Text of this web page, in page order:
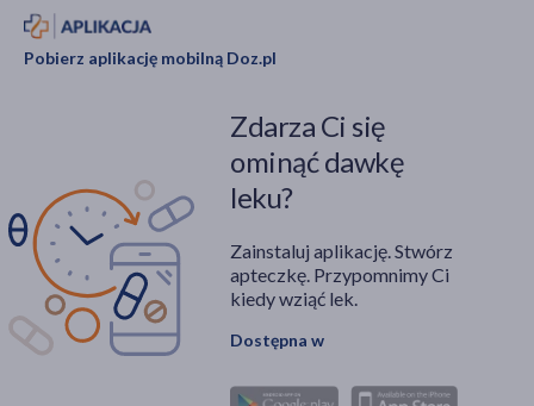
Pobierz aplikację mobilną Doz.pl
Zdarza Ci się
ominąć dawkę
leku?
Zainstaluj aplikację. Stwórz
apteczkę. Przypomnimy Ci
kiedy wziąć lek.
Dostępna w